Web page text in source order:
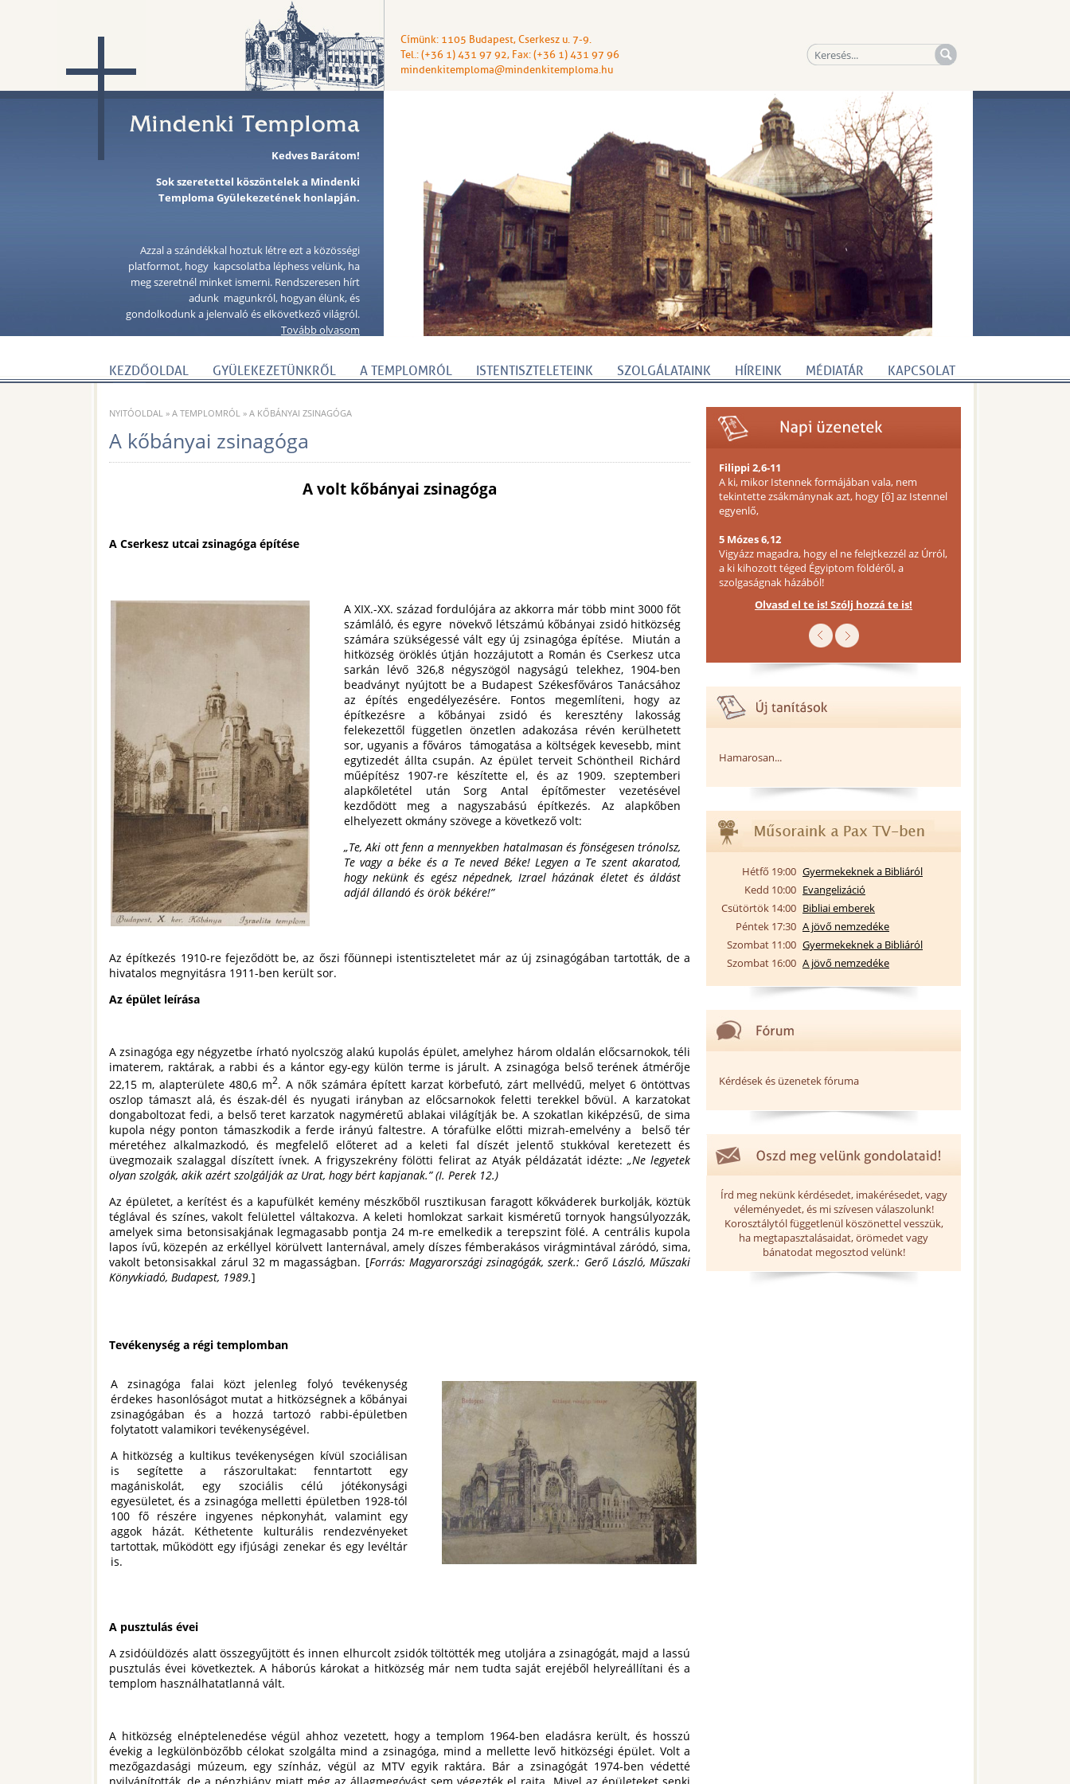
Címünk: 1105 Budapest, Cserkesz u. 7-9.
Tel.: (+36 1) 431 97 92, Fax: (+36 1) 431 97 96
mindenkitemploma@mindenkitemploma.hu
Kedves Barátom!
Sok szeretettel köszöntelek a Mindenki
Temploma Gyülekezetének honlapján.
Azzal a szándékkal hoztuk létre ezt a közösségi
platformot, hogy kapcsolatba léphess velünk, ha
meg szeretnél minket ismerni. Rendszeresen hírt
adunk magunkról, hogyan élünk, és
gondolkodunk a jelenvaló és elkövetkező világról.
Tovább olvasom
KEZDŐOLDAL GYÜLEKEZETÜNKRŐL A TEMPLOMRÓL ISTENTISZTELETEINK SZOLGÁLATAINK HÍREINK MÉDIATÁR KAPCSOLAT
NYITÓOLDAL » A TEMPLOMRÓL » A KŐBÁNYAI ZSINAGÓGA
A kőbányai zsinagóga
A volt kőbányai zsinagóga
A Cserkesz utcai zsinagóga építése
A XIX.-XX. század fordulójára az akkorra már több mint 3000 főt
számláló, és egyre növekvő létszámú kőbányai zsidó hitközség
számára szükségessé vált egy új zsinagóga építése. Miután a
hitközség öröklés útján hozzájutott a Román és Cserkesz utca
sarkán lévő 326,8 négyszögöl nagyságú telekhez, 1904-ben
beadványt nyújtott be a Budapest Székesfőváros Tanácsához
az építés engedélyezésére. Fontos megemlíteni, hogy az
építkezésre a kőbányai zsidó és keresztény lakosság
felekezettől független önzetlen adakozása révén kerülhetett
sor, ugyanis a főváros támogatása a költségek kevesebb, mint
egytizedét állta csupán. Az épület terveit Schöntheil Richárd
műépítész 1907-re készítette el, és az 1909. szeptemberi
alapkőletétel után Sorg Antal építőmester vezetésével
kezdődött meg a nagyszabású építkezés. Az alapkőben
elhelyezett okmány szövege a következő volt:
„Te, Aki ott fenn a mennyekben hatalmasan és fönségesen trónolsz,
Te vagy a béke és a Te neved Béke! Legyen a Te szent akaratod,
hogy nekünk és egész népednek, Izrael házának életet és áldást
adjál állandó és örök békére!”
Az építkezés 1910-re fejeződött be, az őszi főünnepi istentiszteletet már az új zsinagógában tartották, de a
hivatalos megnyitásra 1911-ben került sor.
Az épület leírása
A zsinagóga egy négyzetbe írható nyolcszög alakú kupolás épület, amelyhez három oldalán előcsarnokok, téli
imaterem, raktárak, a rabbi és a kántor egy-egy külön terme is járult. A zsinagóga belső terének átmérője
22,15 m, alapterülete 480,6 m2. A nők számára épített karzat körbefutó, zárt mellvédű, melyet 6 öntöttvas
oszlop támaszt alá, és észak-dél és nyugati irányban az előcsarnokok feletti terekkel bővül. A karzatokat
dongaboltozat fedi, a belső teret karzatok nagyméretű ablakai világítják be. A szokatlan kiképzésű, de sima
kupola négy ponton támaszkodik a ferde irányú faltestre. A tórafülke előtti mizrah-emelvény a belső tér
méretéhez alkalmazkodó, és megfelelő előteret ad a keleti fal díszét jelentő stukkóval keretezett és
üvegmozaik szalaggal díszített ívnek. A frigyszekrény fölötti felirat az Atyák példázatát idézte: „Ne legyetek
olyan szolgák, akik azért szolgálják az Urat, hogy bért kapjanak.” (I. Perek 12.)
Az épületet, a kerítést és a kapufülkét kemény mészkőből rusztikusan faragott kőkváderek burkolják, köztük
téglával és színes, vakolt felülettel váltakozva. A keleti homlokzat sarkait kisméretű tornyok hangsúlyozzák,
amelyek sima betonsisakjának legmagasabb pontja 24 m-re emelkedik a terepszint fölé. A centrális kupola
lapos ívű, közepén az erkéllyel körülvett lanternával, amely díszes fémberakásos virágmintával záródó, sima,
vakolt betonsisakkal zárul 32 m magasságban. [Forrás: Magyarországi zsinagógák, szerk.: Gerő László, Műszaki
Könyvkiadó, Budapest, 1989.]
Tevékenység a régi templomban
A zsinagóga falai közt jelenleg folyó tevékenység
érdekes hasonlóságot mutat a hitközségnek a kőbányai
zsinagógában és a hozzá tartozó rabbi-épületben
folytatott valamikori tevékenységével.
A hitközség a kultikus tevékenységen kívül szociálisan
is segítette a rászorultakat: fenntartott egy
magániskolát, egy szociális célú jótékonysági
egyesületet, és a zsinagóga melletti épületben 1928-tól
100 fő részére ingyenes népkonyhát, valamint egy
aggok házát. Kéthetente kulturális rendezvényeket
tartottak, működött egy ifjúsági zenekar és egy levéltár
is.
A pusztulás évei
A zsidóüldözés alatt összegyűjtött és innen elhurcolt zsidók töltötték meg utoljára a zsinagógát, majd a lassú
pusztulás évei következtek. A háborús károkat a hitközség már nem tudta saját erejéből helyreállítani és a
templom használhatatlanná vált.
A hitközség elnéptelenedése végül ahhoz vezetett, hogy a templom 1964-ben eladásra került, és hosszú
évekig a legkülönbözőbb célokat szolgálta mind a zsinagóga, mind a mellette levő hitközségi épület. Volt a
mezőgazdasági múzeum, egy színház, végül az MTV egyik raktára. Bár a zsinagógát 1974-ben védetté
nyilvánították, de a pénzhiány miatt még az állagmegóvást sem végezték el rajta. Mivel az épületeket senki
Filippi 2,6-11
A ki, mikor Istennek formájában vala, nem
tekintette zsákmánynak azt, hogy [ő] az Istennel
egyenlő,
5 Mózes 6,12
Vigyázz magadra, hogy el ne felejtkezzél az Úrról,
a ki kihozott téged Égyiptom földéről, a
szolgaságnak házából!
Olvasd el te is! Szólj hozzá te is!
Hamarosan...
Hétfő 19:00 Gyermekeknek a Bibliáról
Kedd 10:00 Evangelizáció
Csütörtök 14:00 Bibliai emberek
Péntek 17:30 A jövő nemzedéke
Szombat 11:00 Gyermekeknek a Bibliáról
Szombat 16:00 A jövő nemzedéke
Kérdések és üzenetek fóruma
Írd meg nekünk kérdésedet, imakérésedet, vagy
véleményedet, és mi szívesen válaszolunk!
Korosztálytól függetlenül köszönettel vesszük,
ha megtapasztalásaidat, örömedet vagy
bánatodat megosztod velünk!